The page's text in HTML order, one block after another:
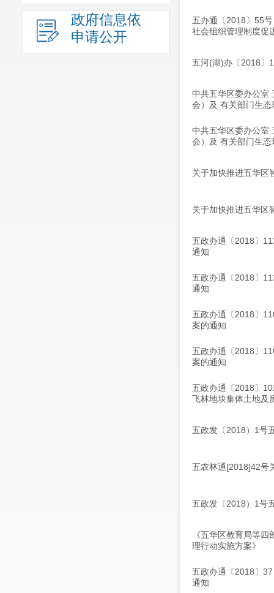
政府信息依
申请公开
五办通〔2018〕55
社会组织管理制度促
五河(湖)办〔2018〕
中共五华区委办公室
会）及 有关部门生
中共五华区委办公室
会）及 有关部门生
关于加快推进五华区
关于加快推进五华区
五政办通〔2018〕
通知
五政办通〔2018〕
通知
五政办通〔2018〕
案的通知
五政办通〔2018〕
案的通知
五政办通〔2018〕
飞林地块集体土地及
五政发〔2018）1号
五农林通[2018]42号
五政发〔2018）1号
《五华区教育局等
理行动实施方案》
五政办通〔2018〕
通知